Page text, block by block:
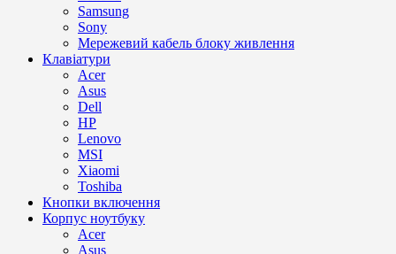
Samsung
Sony
Мережевий кабель блоку живлення
Клавіатури
Acer
Asus
Dell
HP
Lenovo
MSI
Xiaomi
Toshiba
Кнопки включення
Корпус ноутбуку
Acer
Asus